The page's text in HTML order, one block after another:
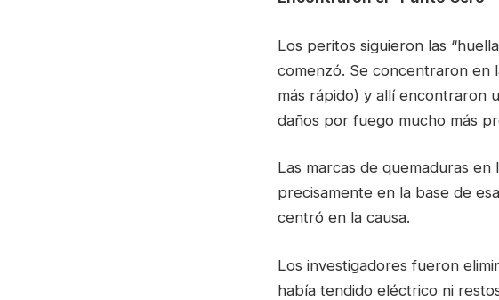
Los peritos siguieron las
comenzó. Se concentraron en
más rápido) y allí encontraron
daños por fuego mucho más
Las marcas de quemaduras
precisamente en la base de
centró en la causa.
Los investigadores fueron
había tendido eléctrico ni